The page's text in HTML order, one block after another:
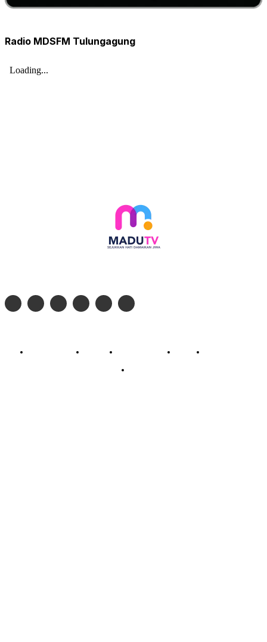
Radio MDSFM Tulungagung
Profil Madu TV Redaksi Pedoman Siber Kontak